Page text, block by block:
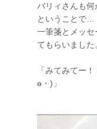
バリィさんも何
ということで…
一筆箋とメッ
てもらいました
「みてみてー
ɵ・)」